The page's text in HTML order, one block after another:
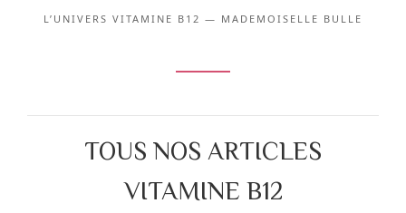
L’UNIVERS VITAMINE B12 — MADEMOISELLE BULLE
TOUS NOS ARTICLES
VITAMINE B12